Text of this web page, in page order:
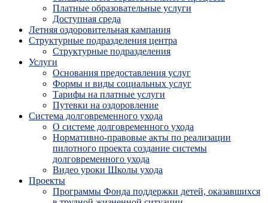
Платные образовательные услуги
Доступная среда
Летняя оздоровительная кампания
Структурные подразделения центра
Структурные подразделения
Услуги
Основания предоставления услуг
Формы и виды социальных услуг
Тарифы на платные услуги
Путевки на оздоровление
Система долговременного ухода
О системе долговременного ухода
Нормативно-правовые акты по реализации
пилотного проекта создание системы
долговременного ухода
Видео уроки Школы ухода
Проекты
Программы Фонда поддержки детей, оказавшихся